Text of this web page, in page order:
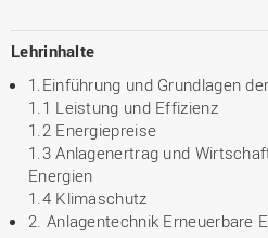
Lehrinhalte
1.Einführung und Grundlagen
1.1 Leistung und Effizienz
1.2 Energiepreise
1.3 Anlagenertrag und
Energien
1.4 Klimaschutz
2. Anlagentechnik Erneuerbare